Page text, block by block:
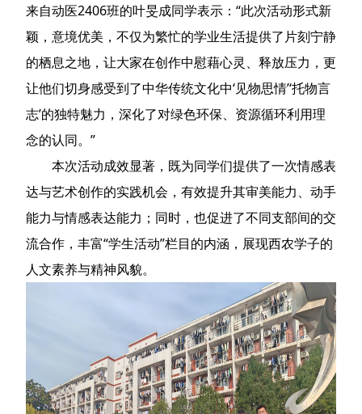
来自动医2406班的叶旻成同学表示：“此次活动形式新
颖，意境优美，不仅为繁忙的学业生活提供了片刻宁静
的栖息之地，让大家在创作中慰藉心灵、释放压力，更
让他们切身感受到了中华传统文化中‘见物思情’‘托物言
志’的独特魅力，深化了对绿色环保、资源循环利用理
念的认同。”
本次活动成效显著，既为同学们提供了一次情感表
达与艺术创作的实践机会，有效提升其审美能力、动手
能力与情感表达能力；同时，也促进了不同支部间的交
流合作，丰富“学生活动”栏目的内涵，展现西农学子的
人文素养与精神风貌。